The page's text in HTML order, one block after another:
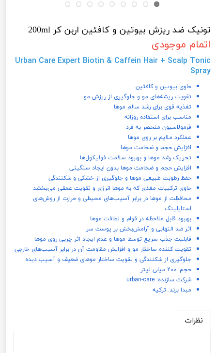
تونیک ضد ریزش بیوتین و کافئین اربن کر 200ml
اتمام موجودی
Urban Care Expert Biotin & Caffein Hair + Scalp Tonic
Spray
حاوی بیوتین و کافئین
تقویت ریشه‌های مو و جلوگیری از ریزش مو
تغذیه قوی برای رشد سالم موها
مناسب برای استفاده روزانه
فرمولاسیون منحصر به فرد
عملکرد ملایم بر روی موها
افزایش حجم و ضخامت موها
تحریک رشد موها و بهبود سلامت فولیکول‌ها
افزایش حجم و ضخامت موها بدون ایجاد سنگینی
حفظ رطوبت طبیعی موها و جلوگیری از خشکی و شکنندگی
حاوی ترکیبات مغذی که به موها انرژی و تقویت عمقی می‌بخشد
محافظت از موها در برابر آسیب‌های محیطی و حرارت از روش‌های
استایلینگ
بهبود قابل ملاحظه در قوام و لطافت موها
اثر ضد التهابی و آرامش‌بخش بر پوست سر
قابلیت جذب سریع توسط موها و عدم ایجاد اثر چربی روی موها
تقویت کننده ساختار مو و افزایش مقاومت آن در برابر آسیب‌های خارجی
جلوگیری از شکنندگی و تقویت ساختار موهای ضعیف و آسیب دیده
حجم: 200 میلی لیتر
شرکت سازنده: urban-care
مبدا برند: ترکیه
نظرات